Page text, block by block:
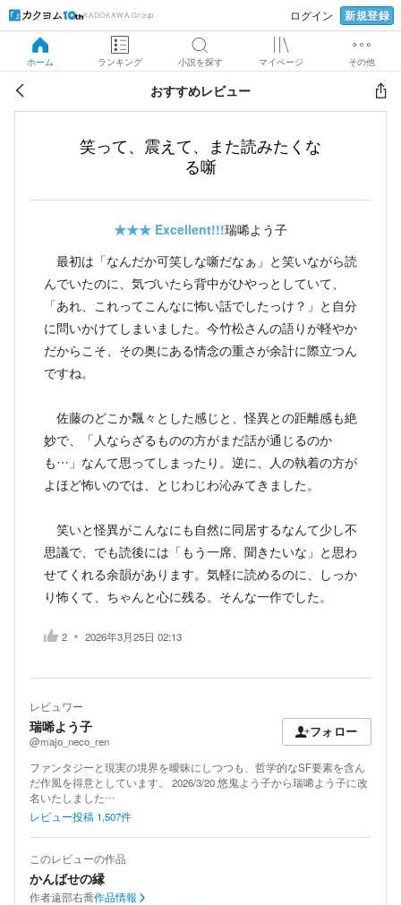
KADOKAWA Group ログイン 新規登録
ホーム ランキング 小説を探す マイページ その他
おすすめレビュー
笑って、震えて、また読みたくな
る噺
★★★ Excellent!!!瑞唏よう子
最初は「なんだか可笑しな噺だなぁ」と笑いながら読
んでいたのに、気づいたら背中がひやっとしていて、
「あれ、これってこんなに怖い話でしたっけ？」と自分
に問いかけてしまいました。今竹松さんの語りが軽やか
だからこそ、その奥にある情念の重さが余計に際立つん
ですね。
佐藤のどこか飄々とした感じと、怪異との距離感も絶
妙で、「人ならざるものの方がまだ話が通じるのか
も…」なんて思ってしまったり。逆に、人の執着の方が
よほど怖いのでは、とじわじわ沁みてきました。
笑いと怪異がこんなにも自然に同居するなんて少し不
思議で、でも読後には「もう一席、聞きたいな」と思わ
せてくれる余韻があります。気軽に読めるのに、しっか
り怖くて、ちゃんと心に残る。そんな一作でした。
2 2026年3月25日 02:13
レビュワー
瑞唏よう子
@majo_neco_ren
フォロー
ファンタジーと現実の境界を曖昧にしつつも、哲学的なSF要素を含ん
だ作風を得意としています。 2026/3/20 悠鬼よう子から瑞唏よう子に改
名いたしました…
レビュー投稿 1,507件
このレビューの作品
かんばせの縁
作者遠部右喬作品情報